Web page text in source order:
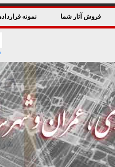
فروش آثار شما نمونه